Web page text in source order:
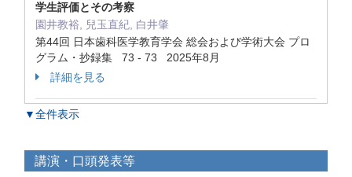
学生評価とその考察
園井教裕, 兒玉直紀, 白井肇
第44回 日本歯科医学教育学会 総会および学術大会 プロ
グラム・抄録集 73 - 73 2025年8月
詳細を見る
▼全件表示
講演・口頭発表等